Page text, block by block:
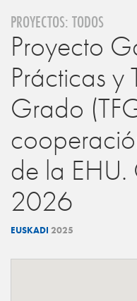
PROYECTOS: TODOS
Proyecto
Prácticas y
Grado
de la
2026
EUSKADI 2025